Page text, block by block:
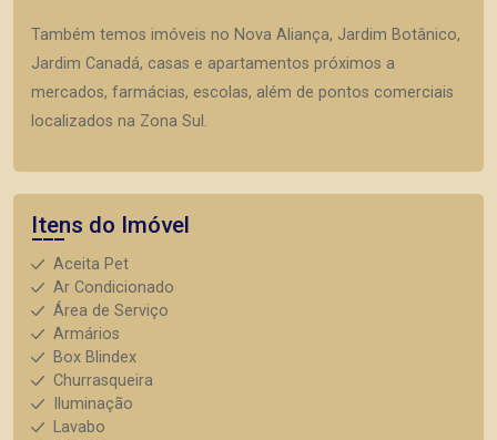
Também temos imóveis no Nova Aliança, Jardim Botânico,
Jardim Canadá, casas e apartamentos próximos a
mercados, farmácias, escolas, além de pontos comerciais
localizados na Zona Sul.
Itens do Imóvel
Aceita Pet
Ar Condicionado
Área de Serviço
Armários
Box Blindex
Churrasqueira
Iluminação
Lavabo